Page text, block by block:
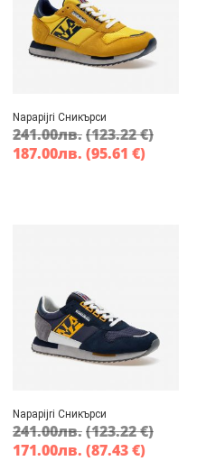
Napapijri Сникърси
241.00лв.(123.22 €)
187.00лв. (95.61 €)
Napapijri Сникърси
241.00лв.(123.22 €)
171.00лв. (87.43 €)